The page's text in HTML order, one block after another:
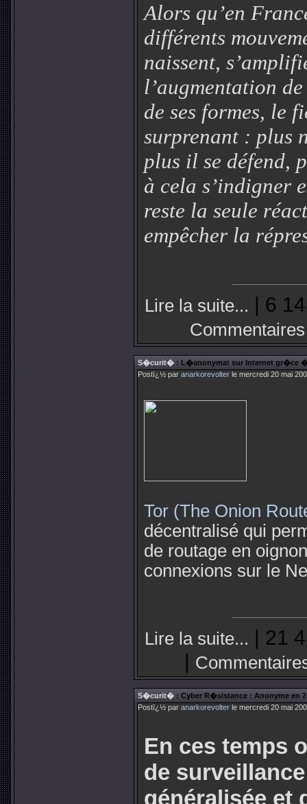
Alors qu’en
différents
naissent,
l’augmentation
de ses formes, le
surprenant : plus
plus il se défend,
à cela s’indigner
reste la seule
empêcher la
Lire la suite... | 6
S�curit� : L�anonymat sur Internet gr�ce
Postï¿½ par anarkorevolter le mercredi 20 mai
Tor (The Onion
décentralisé qui
de routage en
connexions sur le
Lire la suite... | 21
|
S�curit� : Cyber R�sistance : Anonyme en
Postï¿½ par anarkorevolter le mercredi 20 mai
En ces temps
de surveillance
généralisée et